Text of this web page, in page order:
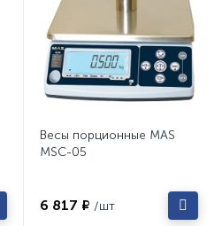
Весы порционные MAS
MSC-05
6 817 ₽ /шт